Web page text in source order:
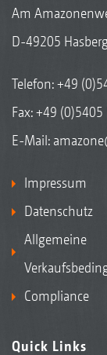
Aktivierung
Am
D-49205
Telefon:+49
Fax: +49
E-Mail:
Impressum
Datenschutz
Allgemeine
Compliance
Quick Links